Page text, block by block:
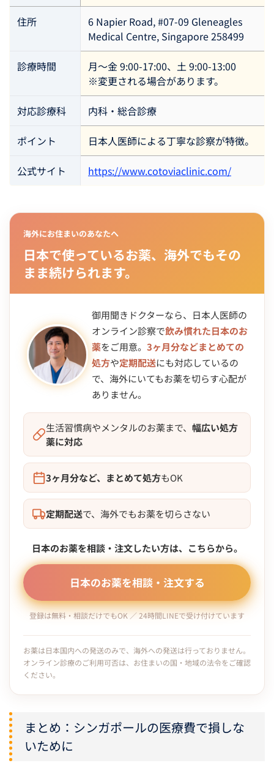
住所
6 Napier Road, #07-09 Gleneagles
Medical Centre, Singapore 258499
診療時間
月〜金 9:00-17:00、土 9:00-13:00
※変更される場合があります。
対応診療科 内科・総合診療
ポイント 日本人医師による丁寧な診察が特徴。
公式サイト https://www.cotoviaclinic.com/
海外にお住まいのあなたへ
日本で使っているお薬、海外でもその
まま続けられます。
御用聞きドクターなら、日本人医師の
オンライン診察で飲み慣れた日本のお
薬をご用意。 3ヶ月分などまとめての
処方や定期配送にも対応しているの
で、海外にいてもお薬を切らす心配が
ありません。
生活習慣病やメンタルのお薬まで、 幅広い処方
薬に対応
3ヶ月分など、まとめて処方もOK
定期配送で、海外でもお薬を切らさない
日本のお薬を相談・注文したい方は、こちらから。
日本のお薬を相談・注文する
登録は無料・相談だけでもOK ／ 24時間LINEで受け付けています
お薬は日本国内への発送のみで、海外への発送は行っておりません。
オンライン診療のご利用可否は、お住まいの国・地域の法令をご確認
ください。
まとめ：シンガポールの医療費で損しな
いために